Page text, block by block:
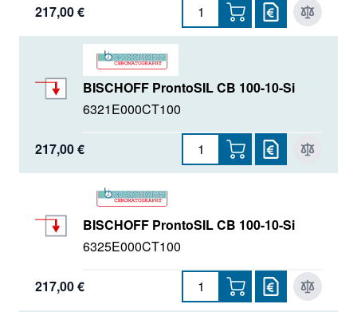
217,00 €
BISCHOFF ProntoSIL CB 100-10-Si
6321E000CT100
217,00 €
BISCHOFF ProntoSIL CB 100-10-Si
6325E000CT100
217,00 €